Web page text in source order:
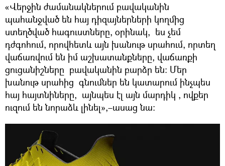
«Վերջին ժամանակներում բավականին
պահանջված են հայ դիզայներների կողմից
ստեղծված հագուստները, օրինակ, ես չեմ
դժգոհում, որովհետև այն խանութ սրահում, որտեղ
վաճառվում են իմ աշխատանքները, վաճառքի
ցուցանիշները բավականին բարձր են։ Մեր
խանութ սրահից գնումներ են կատարում ինչպես
հայ հայտնիները, այնպես էլ այն մարդիկ , ովքեր
ուզում են նորաձև լինել»,–ասաց նա։